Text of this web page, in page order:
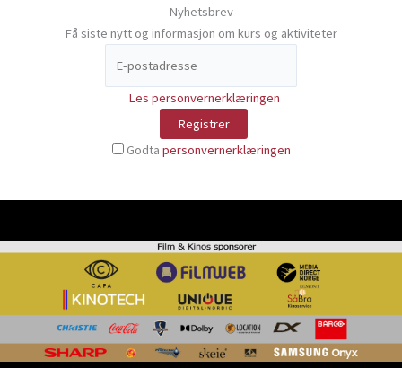
Nyhetsbrev
Få siste nytt og informasjon om kurs og aktiviteter
Les personvernerklæringen
Godta personvernerklæringen